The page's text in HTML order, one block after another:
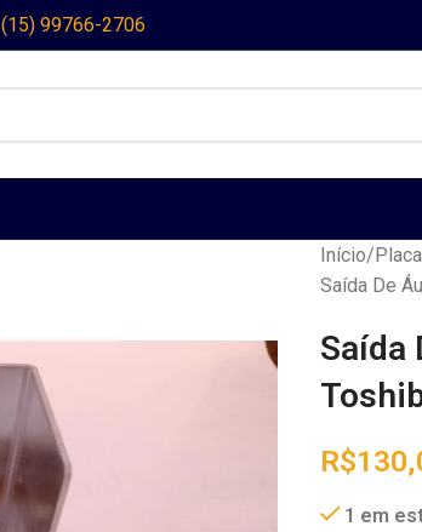
(15) 99766-2706
Início
Saída De
Saída
R$
1 em